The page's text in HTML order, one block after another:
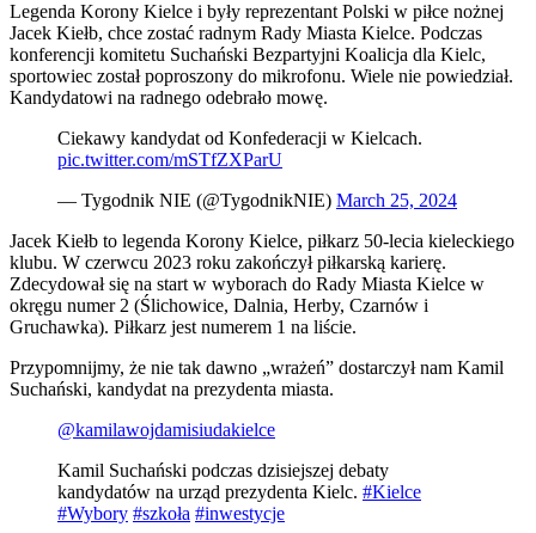
Legenda Korony Kielce i były reprezentant Polski w piłce nożnej
Jacek Kiełb, chce zostać radnym Rady Miasta Kielce. Podczas
konferencji komitetu Suchański Bezpartyjni Koalicja dla Kielc,
sportowiec został poproszony do mikrofonu. Wiele nie powiedział.
Kandydatowi na radnego odebrało mowę.
Ciekawy kandydat od Konfederacji w Kielcach.
pic.twitter.com/mSTfZXParU
— Tygodnik NIE (@TygodnikNIE) March 25, 2024
Jacek Kiełb to legenda Korony Kielce, piłkarz 50-lecia kieleckiego
klubu. W czerwcu 2023 roku zakończył piłkarską karierę.
Zdecydował się na start w wyborach do Rady Miasta Kielce w
okręgu numer 2 (Ślichowice, Dalnia, Herby, Czarnów i
Gruchawka). Piłkarz jest numerem 1 na liście.
Przypomnijmy, że nie tak dawno „wrażeń” dostarczył nam Kamil
Suchański, kandydat na prezydenta miasta.
@kamilawojdamisiudakielce
Kamil Suchański podczas dzisiejszej debaty
kandydatów na urząd prezydenta Kielc. #Kielce
#Wybory #szkoła #inwestycje